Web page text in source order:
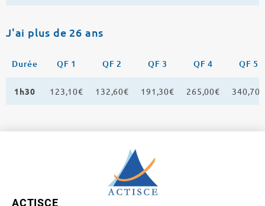
J'ai plus de 26 ans
Durée QF 1 QF 2 QF 3 QF 4 QF 5
1h30 123,10€ 132,60€ 191,30€ 265,00€ 340,70€
ACTISCE